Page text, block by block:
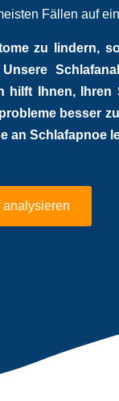
Fällen auf
zu lindern,
hilft Ihnen,
besser
an Schlafapnoe
analysieren